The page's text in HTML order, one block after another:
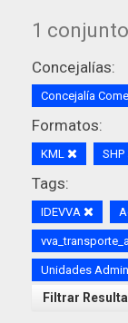
1
Concejalías:
Concejalía
Formatos:
KML SHP
Tags:
IDEVVA
Unidades
Filtrar